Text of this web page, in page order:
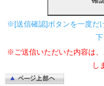
※[送信確認]ボタンを一度だ
下
※ご送信いただいた内容は
し